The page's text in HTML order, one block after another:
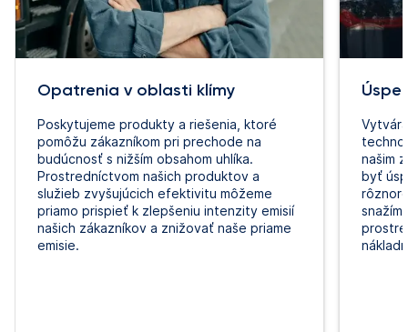
Opatrenia v oblasti klímy
Poskytujeme produkty a riešenia, ktoré
pomôžu zákazníkom pri prechode na
budúcnosť s nižším obsahom uhlíka.
Prostredníctvom našich produktov a
služieb zvyšujúcich efektivitu môžeme
priamo prispieť k zlepšeniu intenzity emisií
našich zákazníkov a znižovať naše priame
emisie.
našim
byť